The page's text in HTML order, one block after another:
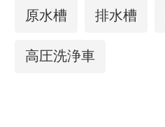
原水槽 排水槽
高圧洗浄車